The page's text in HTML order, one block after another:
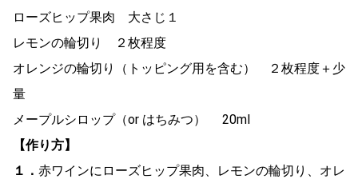
ローズヒップ果肉 大さじ１
レモンの輪切り ２枚程度
オレンジの輪切り（トッピング用を含む） ２枚程度＋少
量
メープルシロップ（or はちみつ） 20ml
【作り方】
１． 赤ワインにローズヒップ果肉、レモンの輪切り、オレ